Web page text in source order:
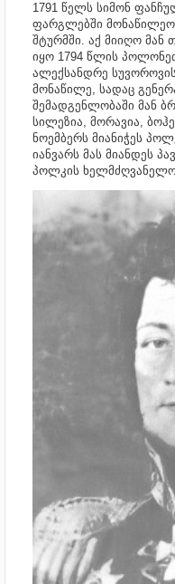
1791 წელს სიმონ
ფარგლებში
შტურმში. აქ მიიღო
იყო 1794 წლის
ალექსანდრე
მონაწილე, სადაც
შემადგენლობაში მან
სილეზია, მორავია,
ნოემბერს მიანიჭეს
იანვარს მას მიანდეს
პოლკის